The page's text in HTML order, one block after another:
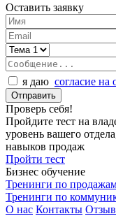
Оставить заявку
я даю согласие
Проверь себя!
Пройдите тест на
уровень вашего
навыков продаж
Пройти тест
Бизнес обучение
Тренинги по
Тренинги по
О нас Контакты